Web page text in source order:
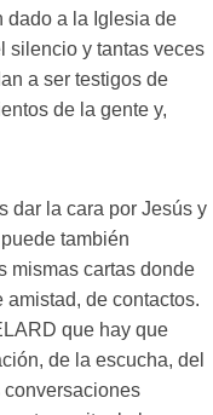
dado a la Iglesia de
silencio y tantas veces
a ser testigos de
de la gente y,
dar la cara por Jesús y
también
mismas cartas donde
de contactos.
que hay que
de la escucha, del
conversaciones